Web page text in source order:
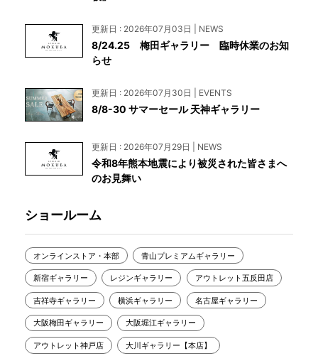
更新日 : 2026年07月03日 | NEWS
8/24.25 梅田ギャラリー 臨時休業のお知
らせ
更新日 : 2026年07月30日 | EVENTS
8/8-30 サマーセール 天神ギャラリー
更新日 : 2026年07月29日 | NEWS
令和8年熊本地震により被災された皆さまへ
のお見舞い
ショールーム
オンラインストア・本部 青山プレミアムギャラリー
新宿ギャラリー レジンギャラリー アウトレット五反田店
吉祥寺ギャラリー 横浜ギャラリー 名古屋ギャラリー
大阪梅田ギャラリー 大阪堀江ギャラリー
アウトレット神戸店 大川ギャラリー【本店】